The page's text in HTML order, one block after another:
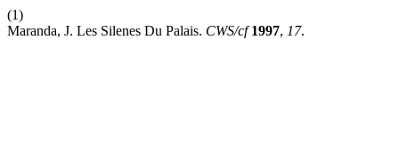
(1)
Maranda, J. Les Silenes Du Palais. CWS/cf 1997, 17.